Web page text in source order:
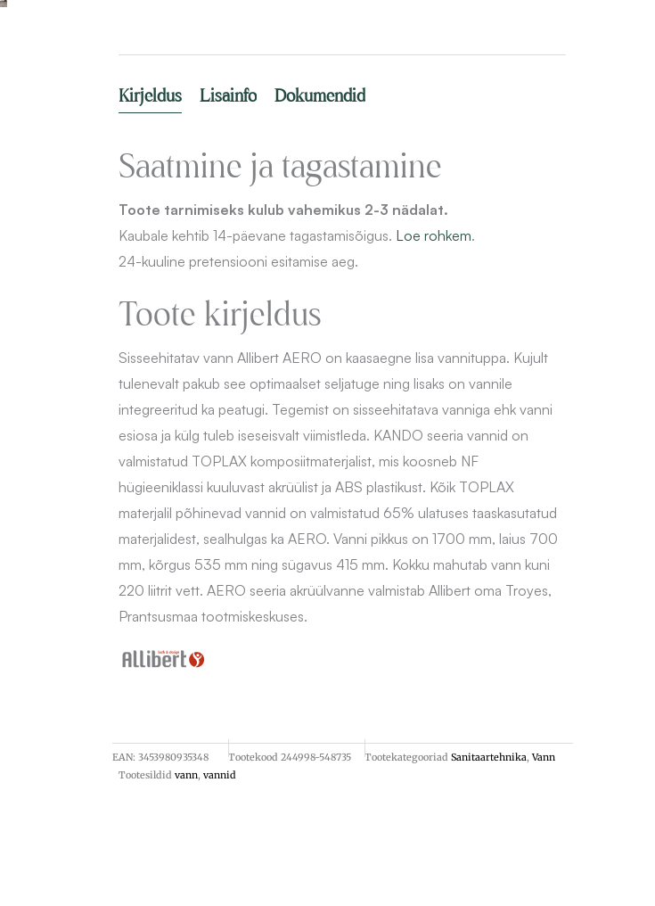
Kirjeldus Lisainfo Dokumendid
Saatmine ja tagastamine
Toote tarnimiseks kulub vahemikus 2-3 nädalat.
Kaubale kehtib 14-päevane tagastamisõigus. Loe rohkem.
24-kuuline pretensiooni esitamise aeg.
Toote kirjeldus
Sisseehitatav vann Allibert AERO on kaasaegne lisa vannituppa. Kujult
tulenevalt pakub see optimaalset seljatuge ning lisaks on vannile
integreeritud ka peatugi. Tegemist on sisseehitatava vanniga ehk vanni
esiosa ja külg tuleb iseseisvalt viimistleda. KANDO seeria vannid on
valmistatud TOPLAX komposiitmaterjalist, mis koosneb NF
hügieeniklassi kuuluvast akrüülist ja ABS plastikust. Kõik TOPLAX
materjalil põhinevad vannid on valmistatud 65% ulatuses taaskasutatud
materjalidest, sealhulgas ka AERO. Vanni pikkus on 1700 mm, laius 700
mm, kõrgus 535 mm ning sügavus 415 mm. Kokku mahutab vann kuni
220 liitrit vett. AERO seeria akrüülvanne valmistab Allibert oma Troyes,
Prantsusmaa tootmiskeskuses.
EAN: 3453980935348 Tootekood 244998-548735 Tootekategooriad Sanitaartehnika,Vann
Tootesildid vann, vannid